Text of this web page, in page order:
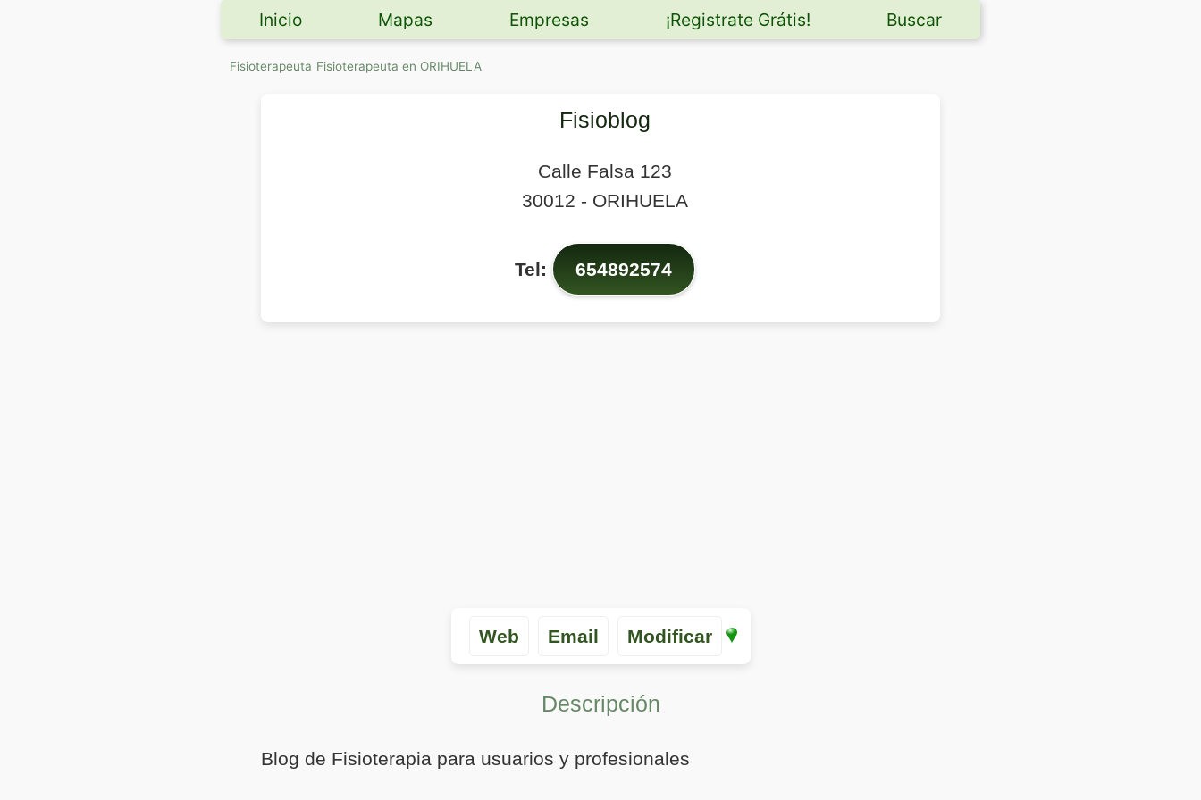
Inicio Mapas Empresas ¡Registrate Grátis! Buscar
Fisioterapeuta Fisioterapeuta en ORIHUELA
Fisioblog
Calle Falsa 123
30012 - ORIHUELA
Tel: 654892574
Web Email Modificar
Descripción
Blog de Fisioterapia para usuarios y profesionales